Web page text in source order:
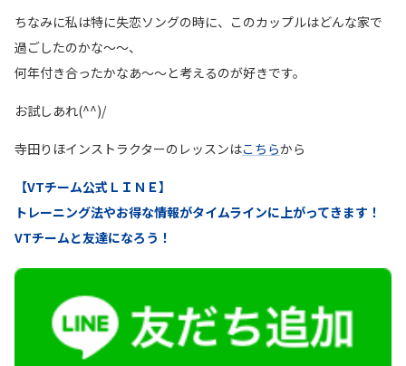
ちなみに私は特に失恋ソングの時に、このカップルはどんな家で
過ごしたのかな〜〜、
何年付き合ったかなあ〜〜と考えるのが好きです。
お試しあれ(^^)/
寺田りほインストラクターのレッスンはこちらから
【VTチーム公式ＬＩＮＥ】
トレーニング法やお得な情報がタイムラインに上がってきます！
VTチームと友達になろう！